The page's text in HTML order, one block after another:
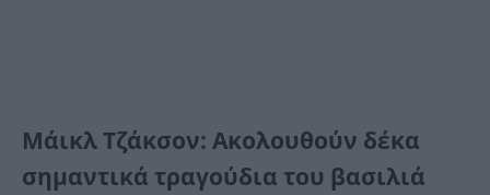
Μάικλ Τζάκσον: Ακολουθούν δέκα
σημαντικά τραγούδια του βασιλιά